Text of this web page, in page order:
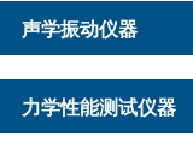
声学振动仪器
力学性能测试仪器